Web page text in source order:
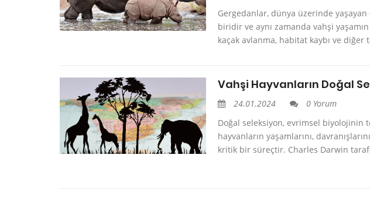
Gergedanlar, dünya üzerinde
biridir ve aynı zamanda vahşi
kaçak avlanma, habitat kaybı ve
Vahşi Hayvanların Doğal
24.01.2024
0 Yorum
Doğal seleksiyon, evrimsel biyolojinin
hayvanların yaşamlarını,
kritik bir süreçtir. Charles Darwin